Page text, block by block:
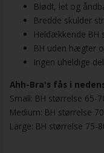
Blødt, let og
Bredde skulder
Heldækkende BH
BH uden hægter
Ingen uheldige
Ahh-Bra's fås i
Small: BH størrelse 65-
Medium: BH størrelse
Large: BH størrelse 75-